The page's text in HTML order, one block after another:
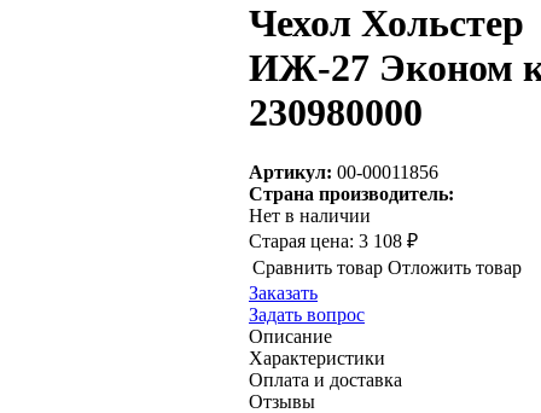
Чехол Хольстер
ИЖ-27 Эконом
230980000
Артикул: 00-00011856
Страна производитель:
Нет в наличии
Старая цена: 3 108 ₽
Сравнить товар Отложить товар
Заказать
Задать вопрос
Описание
Характеристики
Оплата и доставка
Отзывы